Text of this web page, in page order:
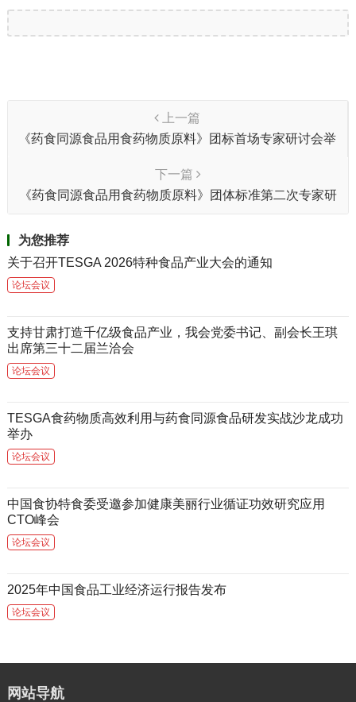
上一篇
《药食同源食品用食药物质原料》团标首场专家研讨会举
下一篇
《药食同源食品用食药物质原料》团体标准第二次专家研
为您推荐
关于召开TESGA 2026特种食品产业大会的通知
论坛会议
支持甘肃打造千亿级食品产业，我会党委书记、副会长王琪
出席第三十二届兰洽会
论坛会议
TESGA食药物质高效利用与药食同源食品研发实战沙龙成功
举办
论坛会议
中国食协特食委受邀参加健康美丽行业循证功效研究应用
CTO峰会
论坛会议
2025年中国食品工业经济运行报告发布
论坛会议
网站导航